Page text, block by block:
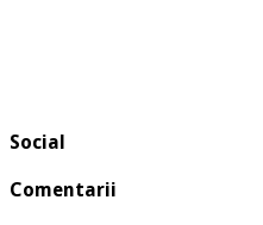
Social
Comentarii